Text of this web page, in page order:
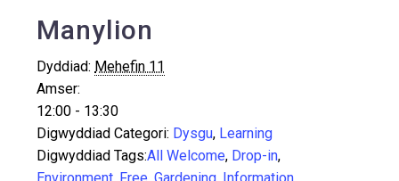
Manylion
Dyddiad: Mehefin 11
Amser:
12:00 - 13:30
Digwyddiad Categori: Dysgu, Learning
Digwyddiad Tags:All Welcome, Drop-in,